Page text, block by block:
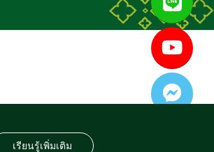
เรียนรู้เพิ่มเติม